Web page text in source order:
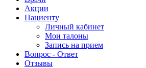
Акции
Пациенту
Личный кабинет
Мои талоны
Запись на прием
Вопрос - Ответ
Отзывы